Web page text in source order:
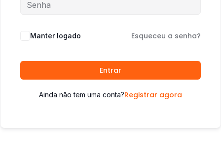
Manter logado Esqueceu a senha?
Entrar
Ainda não tem uma conta?Registrar agora